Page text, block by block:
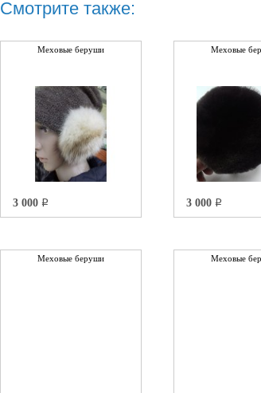
Смотрите также:
Меховые беруши
3 000 q
Меховые
3 000 q
Меховые беруши Меховые